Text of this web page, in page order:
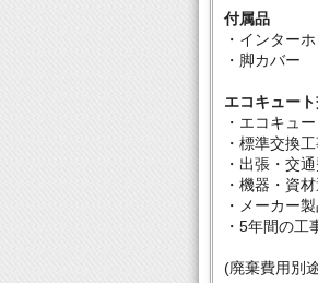
付属品
・インター
・脚カバー
エコキュー
・エコキュ
・標準交換
・出張・交
・機器・資
・メーカー
・5年間の工
(廃棄費用別